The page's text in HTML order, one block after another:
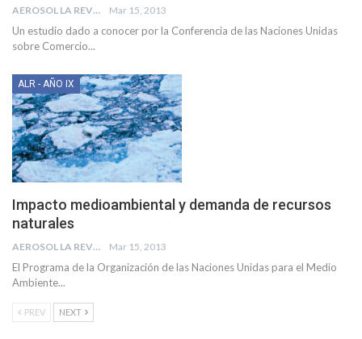
AEROSOL LA REVISTA Mar 15, 2013
Un estudio dado a conocer por la Conferencia de las Naciones Unidas
sobre Comercio...
ALR - AÑO IX
Impacto medioambiental y demanda de recursos
naturales
AEROSOL LA REVISTA Mar 15, 2013
El Programa de la Organización de las Naciones Unidas para el Medio
Ambiente...
PREV NEXT